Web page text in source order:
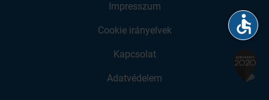
Impresszum
Cookie irányelvek
Kapcsolat
Adatvédelem
accessible